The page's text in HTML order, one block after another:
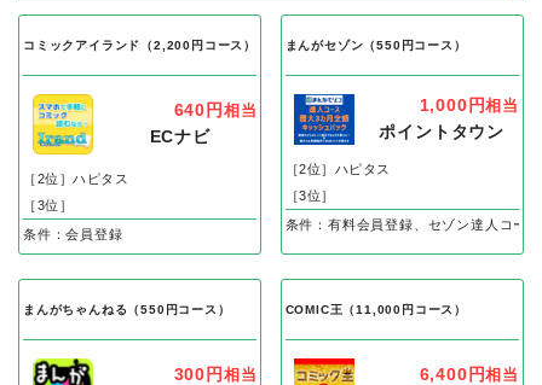
コミックアイランド（2,200円コース）
640円 相当
ECナビ
［2位］ハピタス
［3位］
条件：会員登録
まんがセゾン（550円コース）
1,000円相当
ポイントタウン
［2位］ハピタス
［3位］
条件：有料会員登録、セゾン達人コー
まんがちゃんねる（550円コース）
300円 相当
COMIC王（11,000円コース）
6,400円相当